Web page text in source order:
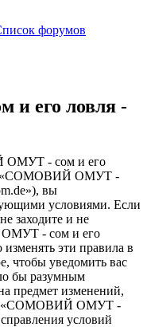
форумов
его ловля -
ОМУТ - сом и его
«СОМОВИЙ ОМУТ -
вы
условиями. Если
заходите и не
- сом и его
эти правила в
чтобы уведомить вас
бы разумным
предмет изменений,
«СОМОВИЙ ОМУТ -
условий